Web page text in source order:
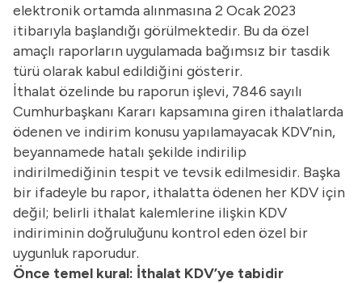
elektronik ortamda alınmasına 2 Ocak 2023
itibarıyla başlandığı görülmektedir. Bu da özel
amaçlı raporların uygulamada bağımsız bir tasdik
türü olarak kabul edildiğini gösterir.
İthalat özelinde bu raporun işlevi, 7846 sayılı
Cumhurbaşkanı Kararı kapsamına giren ithalatlarda
ödenen ve indirim konusu yapılamayacak KDV’nin,
beyannamede hatalı şekilde indirilip
indirilmediğinin tespit ve tevsik edilmesidir. Başka
bir ifadeyle bu rapor, ithalatta ödenen her KDV için
değil; belirli ithalat kalemlerine ilişkin KDV
indiriminin doğruluğunu kontrol eden özel bir
uygunluk raporudur.
Önce temel kural: İthalat KDV’ye tabidir